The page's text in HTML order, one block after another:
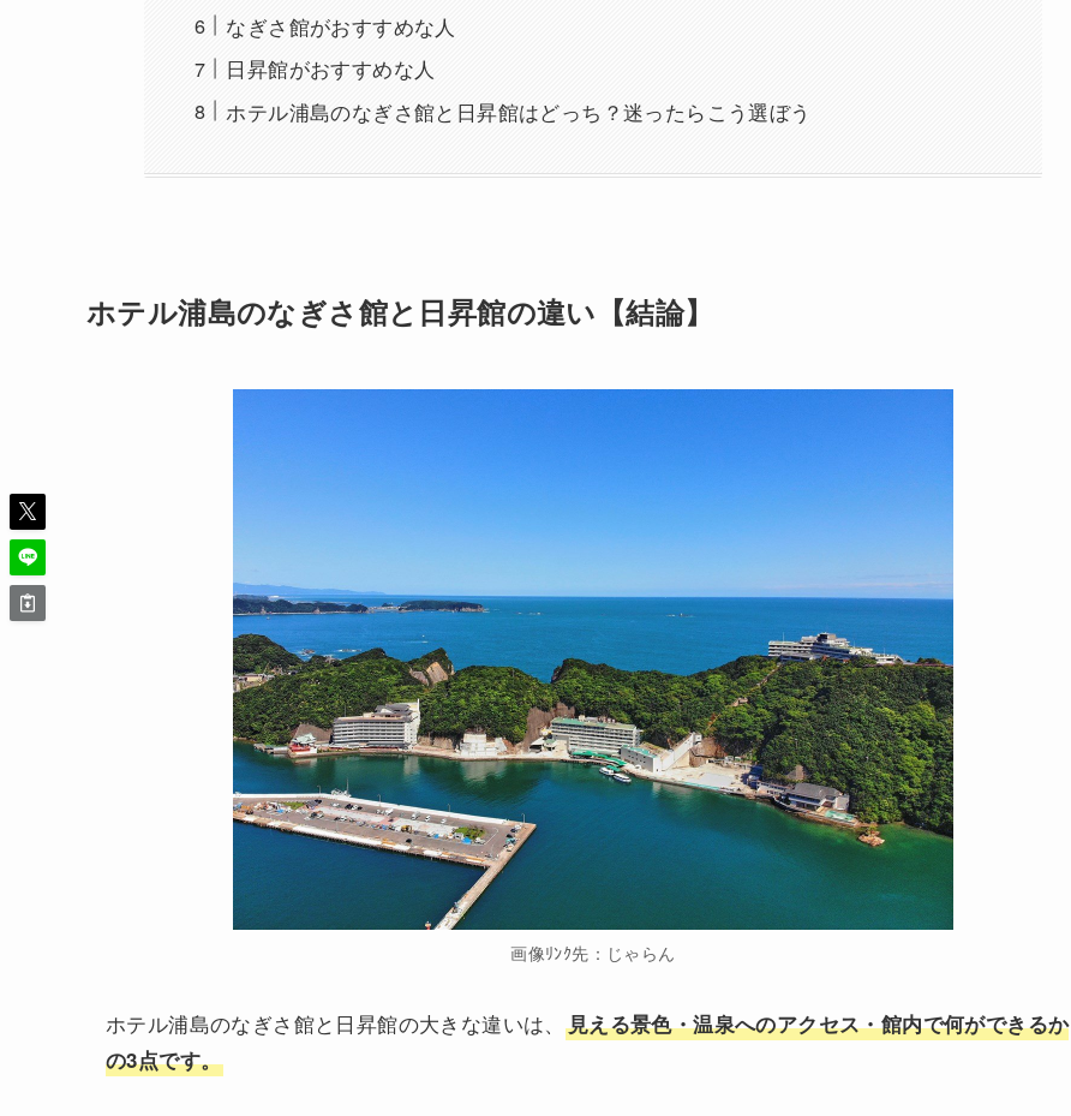
なぎさ館がおすすめな人
日昇館がおすすめな人
ホテル浦島のなぎさ館と日昇館はどっち？迷ったらこう選ぼう
ホテル浦島のなぎさ館と日昇館の違い【結論】
画像ﾘﾝｸ先：じゃらん
ホテル浦島のなぎさ館と日昇館の大きな違いは、
見える景色・温泉へのアクセス・館内で何ができるか
の3点です。